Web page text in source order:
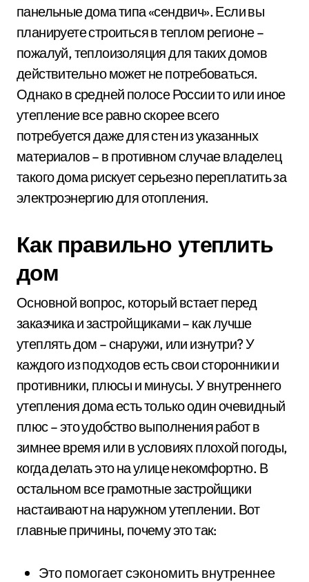
панельные дома типа «сендвич». Если вы
планируете строиться в теплом регионе –
пожалуй, теплоизоляция для таких домов
действительно может не потребоваться.
Однако в средней полосе России то или иное
утепление все равно скорее всего
потребуется даже для стен из указанных
материалов – в противном случае владелец
такого дома рискует серьезно переплатить за
электроэнергию для отопления.
Как правильно утеплить
дом
Основной вопрос, который встает перед
заказчика и застройщиками – как лучше
утеплять дом – снаружи, или изнутри? У
каждого из подходов есть свои сторонники и
противники, плюсы и минусы. У внутреннего
утепления дома есть только один очевидный
плюс – это удобство выполнения работ в
зимнее время или в условиях плохой погоды,
когда делать это на улице некомфортно. В
остальном все грамотные застройщики
настаивают на наружном утеплении. Вот
главные причины, почему это так:
Это помогает сэкономить внутреннее